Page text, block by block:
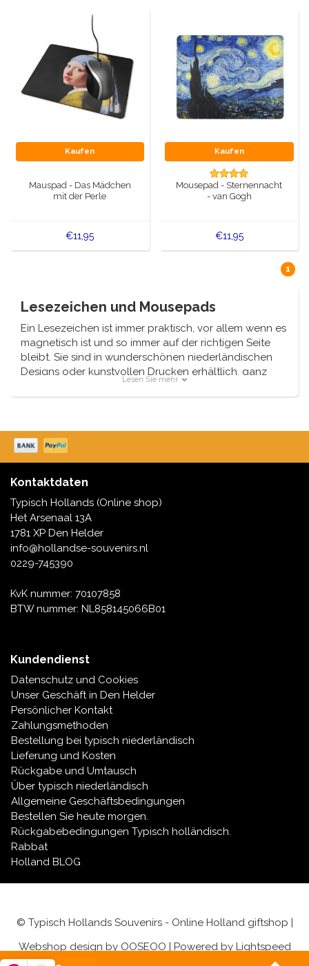
Kaufen
Mauspad - Das Mädchen
mit der Perle
€11,95
Kaufen
Mousepad - Sternennacht
- van Gogh
€11,95
1
Lesezeichen und Mousepads
Ein Lesezeichen ist immer praktisch, vor allem wenn es
magnetisch ist und so immer auf der richtigen Seite
bleibt. Sie sind in wunderschönen niederländischen
Designs oder kunstvollen Drucken erhältlich, ganz
nach den Wünschen jedes Einzelnen. Wir haben auch
Mauspads in unserem Sortiment, die auf keinem
Lesen Sie mehr
Kontaktdaten
Typisch Hollands (Online shop)
Het Arsenaal 13A
1781 XP Den Helder
info@hollandse-souvenirs.nl
0229-745390
KvK nummer: 70107858
BTW nummer: NL858145066B01
Kundendienst
Datenschutz und Cookies
Unser Geschäft in Den Helder
Persönlicher Kontakt
Zahlungsmethoden
Bestellung bei typisch niederländisch
Lieferung und Kosten
Rückgabe und Umtausch
Über typisch niederländisch
Allgemeine Geschäftsbedingungen
Bestellen Sie heute morgen.
Rückgabebedingungen Typisch holländisch.
Rabbat
Holland BLOG
© Typisch Hollands Souvenirs - Online Holland giftshop |
Webshop design by OOSEOO | Powered by Lightspeed